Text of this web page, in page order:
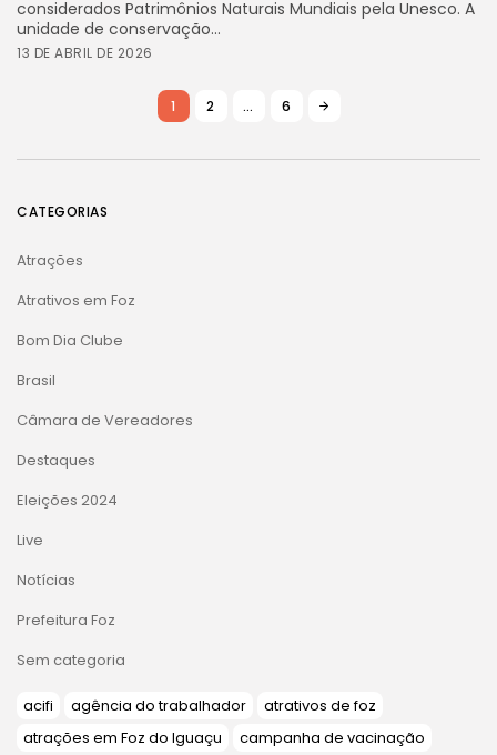
considerados Patrimônios Naturais Mundiais pela Unesco. A
unidade de conservação...
13 DE ABRIL DE 2026
1 2 … 6
CATEGORIAS
Atrações
Atrativos em Foz
Bom Dia Clube
Brasil
Câmara de Vereadores
Destaques
Eleições 2024
Live
Notícias
Prefeitura Foz
Sem categoria
acifi agência do trabalhador
atrativos de foz
atrações em Foz do Iguaçu
campanha de vacinação